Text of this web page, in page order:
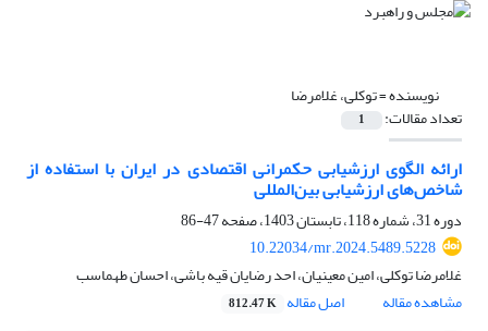
نویسنده =توکلی، غلامرضا
تعداد مقالات: 1
ارائه الگوی ارزشیابی حکمرانی اقتصادی در ایران با استفاده از
شاخص‌های ارزشیابی بین‌المللی
دوره 31، شماره 118، تابستان 1403، صفحه
47-86
10.22034/mr.2024.5489.5228
غلامرضا توکلی، امین معینیان، احد رضایان قیه باشی، احسان طهماسب
مشاهده مقاله
اصل مقاله 812.47 K